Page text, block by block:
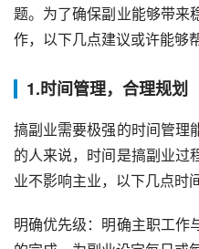
题。为了确保副业能够带来
作，以下几点建议或许能够
1.时间管理，合理规划
搞副业需要极强的时间管理
的人来说，时间是搞副业过
业不影响主业，以下几点时
明确优先级：明确主职工作